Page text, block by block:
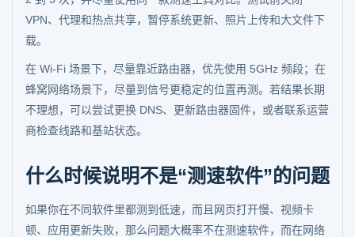
VPN、代理和热点共享，暂停系统更新、照片上传和大文件下
载。
在 Wi-Fi 场景下，尽量靠近路由器，优先使用 5GHz 频段；在
蜂窝网络场景下，尽量到信号更稳定的位置再测。若结果长期
不理想，可以尝试更换 DNS、更新路由器固件，或者联系运营
商检查线路和基站状态。
什么时候说明不是“测速软件”的问题
如果你在不同软件里都测到低速，而且网页打开慢、视频卡
顿、应用更新失败，那么问题大概率不在测速软件，而在网络